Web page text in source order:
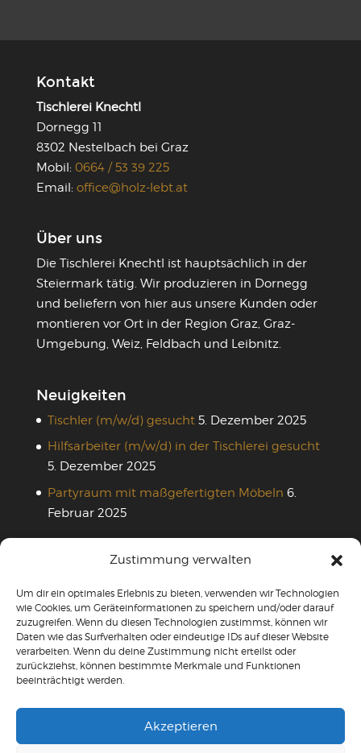
Zustimmung verwalten
Um dir ein optimales Erlebnis zu bieten, verwenden wir Technologien
wie Cookies, um Geräteinformationen zu speichern und/oder darauf
zuzugreifen. Wenn du diesen Technologien zustimmst, können wir
Daten wie das Surfverhalten oder eindeutige IDs auf dieser Website
verarbeiten. Wenn du deine Zustimmung nicht erteilst oder
zurückziehst, können bestimmte Merkmale und Funktionen
beeinträchtigt werden.
Akzeptieren
Kontakt
Tischlerei Knechtl
Dornegg 11
8302 Nestelbach bei Graz
Mobil: 0664 / 53 39 225
Email: office@holz-lebt.at
Über uns
Die Tischlerei Knechtl ist hauptsächlich in der
Steiermark tätig. Wir produzieren in Dornegg
und beliefern von hier aus unsere Kunden oder
montieren vor Ort in der Region Graz, Graz-
Umgebung, Weiz, Feldbach und Leibnitz.
Neuigkeiten
Tischler (m/w/d) gesucht 5. Dezember 2025
Hilfsarbeiter (m/w/d) in der Tischlerei gesucht
5. Dezember 2025
Partyraum mit maßgefertigten Möbeln 6.
Februar 2025
Rechtliches
Impressum
Datenschutzerklärung
AGB